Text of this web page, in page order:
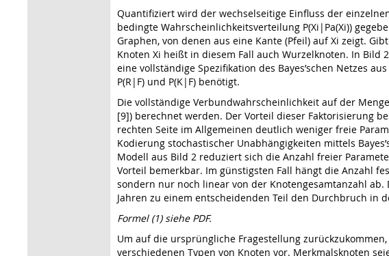
Quantifiziert wird der wechselseitige Einfluss der
bedingte Wahrscheinlichkeitsverteilung P(Xi|Pa(Xi))
Graphen, von denen aus eine Kante (Pfeil) auf Xi zeigt.
Knoten Xi heißt in diesem Fall auch Wurzelknoten. In Bild
eine vollständige Spezifikation des Bayes’schen Netzes
P(R|F) und P(K|F) benötigt.
Die vollständige Verbundwahrscheinlichkeit auf der
[9]) berechnet werden. Der Vorteil dieser Faktorisierung
rechten Seite im Allgemeinen deutlich weniger freie
Kodierung stochastischer Unabhängigkeiten mittels
Modell aus Bild 2 reduziert sich die Anzahl freier
Vorteil bemerkbar. Im günstigsten Fall hängt die Anzahl
sondern nur noch linear von der Knotengesamtanzahl
Jahren zu einem entscheidenden Teil den Durchbruch in
Formel (1) siehe PDF.
Um auf die ursprüngliche Fragestellung
verschiedenen Typen von Knoten vor. Merkmalsknoten